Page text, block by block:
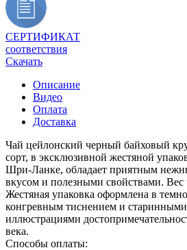
СЕРТИФИКАТ
соответствия
Скачать
Описание
Видео
Оплата
Доставка
Чай цейлонский черный байховый
сорт, в эксклюзивной жестяной
Шри-Ланке, обладает приятным
вкусом и полезными свойствами. Вес
Жестяная упаковка оформлена в
конгревным тиснением и
иллюстрациями
века.
Способы оплаты: